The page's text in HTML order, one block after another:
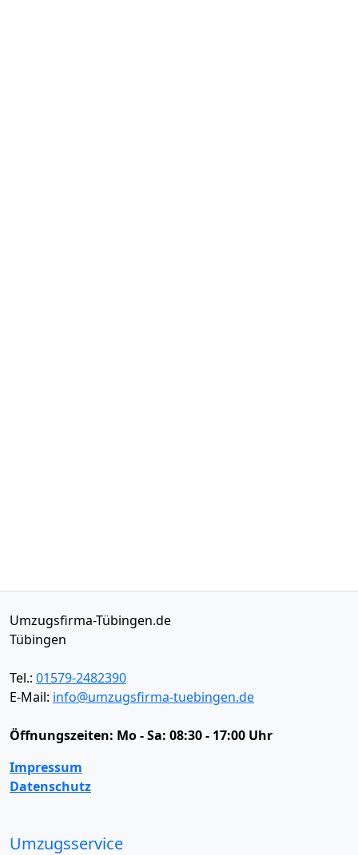
Umzugsfirma-Tübingen.de
Tübingen
Tel.: 01579-2482390
E-Mail: info@umzugsfirma-tuebingen.de
Öffnungszeiten: Mo - Sa: 08:30 - 17:00 Uhr
Impressum
Datenschutz
Umzugsservice